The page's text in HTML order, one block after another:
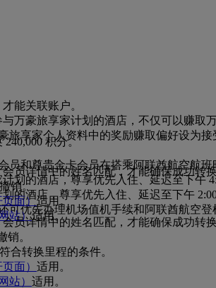
能关联账户。
万豪旅享家计划的酒店，不仅可以赚
旅享家个人资料中的奖励赚取偏好设为
员和尊贵金卡会员在搭乘阿联酋航空航
划的酒店，尊享优先入住、延迟至下午
的酒店，尊享优先入住、延迟至下午
优先办理机场值机手续和阿联酋航空登
240,000 积分。
员详情中的姓名匹配，才能确保成功转换
销。
面）适用。
站）适用。
员详情中的姓名匹配，才能确保成功转换
销。
合转换里程的条件。
面） 适用。
站） 适用。